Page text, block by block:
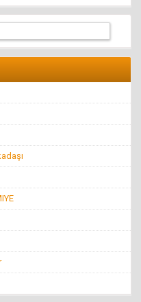
kim yardım edecek!..
DEĞERİNİ BİLENİN YANINDA
Cuma
uzmanı yönetiyor ama balık
ediyor!
Pazar
Noktası “Öldürmek!”
Perşembe